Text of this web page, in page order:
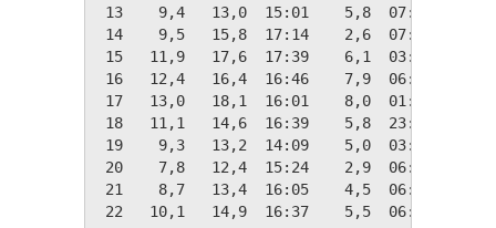
13    9,4   13,0  15:01    5,8  07:04
14    9,5   15,8  17:14    2,6  07:10
15   11,9   17,6  17:39    6,1  03:50
16   12,4   16,4  16:46    7,9  06:00
17   13,0   18,1  16:01    8,0  01:53
18   11,1   14,6  16:39    5,8  23:00
19    9,3   13,2  14:09    5,0  03:54
20    7,8   12,4  15:24    2,9  06:57
21    8,7   13,4  16:05    4,5  06:31
22   10,1   14,9  16:37    5,5  06:38